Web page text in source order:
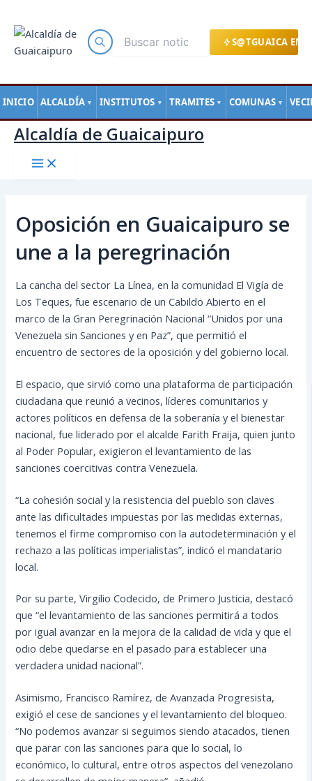
S@TGUAICA EN
INICIO ALCALDÍA ▼ INSTITUTOS ▼ TRAMITES ▼ COMUNAS ▼
contenido
Alcaldía de Guaicaipuro
Oposición en Guaicaipuro se
une a la peregrinación
La cancha del sector La Línea, en la comunidad El Vigía de
Los Teques, fue escenario de un Cabildo Abierto en el
marco de la Gran Peregrinación Nacional “Unidos por una
Venezuela sin Sanciones y en Paz”, que permitió el
encuentro de sectores de la oposición y del gobierno local.
El espacio, que sirvió como una plataforma de participación
ciudadana que reunió a vecinos, líderes comunitarios y
actores políticos en defensa de la soberanía y el bienestar
nacional, fue liderado por el alcalde Farith Fraija, quien junto
al Poder Popular, exigieron el levantamiento de las
sanciones coercitivas contra Venezuela.
“La cohesión social y la resistencia del pueblo son claves
ante las dificultades impuestas por las medidas externas,
tenemos el firme compromiso con la autodeterminación y el
rechazo a las políticas imperialistas”, indicó el mandatario
local.
Por su parte, Virgilio Codecido, de Primero Justicia, destacó
que “el levantamiento de las sanciones permitirá a todos
por igual avanzar en la mejora de la calidad de vida y que el
odio debe quedarse en el pasado para establecer una
verdadera unidad nacional”.
Asimismo, Francisco Ramírez, de Avanzada Progresista,
exigió el cese de sanciones y el levantamiento del bloqueo.
“No podemos avanzar si seguimos siendo atacados, tienen
que parar con las sanciones para que lo social, lo
económico, lo cultural, entre otros aspectos del venezolano
de
entradas